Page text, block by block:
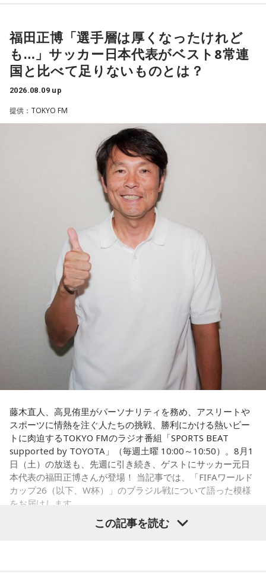
ることを明かした。また、歌手はレコーディングを終えた
後、自分自身が“演出家”となって楽曲を育てていく仕事でもあ
ると語り、長年培ってきた表現者としての思いを語った。
ューから間もなく所属レコード会社がなくなり、「どこへ行
けばいいの？」と途方に暮れたことや、芸名を何度も変えな
がら挑戦を続けてきた日々を振り返る。それでも諦めずに歌
い続けた経験が、45周年記念シングル「露天の花」に込めた
「どんな環境でも花は咲く」「その場所で咲く花がある」と
いうメッセージにつながっていると話した。人生は何度でも
立ち上がれるという応援歌は、自身の歩みそのものでもある
さらに、趣味についてもトークを展開。愛犬と過ごす時間を
増やすために驚くべきあるものを購入したと言う。さて何を
購入したのか…？ 詳しくはradikoタイムフリーで！
福田正博「選手層は厚くなったけれど
も…」サッカー日本代表がベスト8常連
国と比べて足りないものとは？
2026.08.09 up
提供：TOKYO FM
藤木直人、高見侑里がパーソナリティを務め、アスリートや
スポーツに情熱を注ぐ人たちの挑戦、勝利にかける熱いビー
トに肉迫するTOKYO FMのラジオ番組「SPORTS BEAT
supported by TOYOTA」（毎週土曜 10:00～10:50）。8月1
日（土）の放送も、先週に引き続き、ゲストにサッカー元日
本代表の福田正博さんが登場！ 当記事では、「FIFAワールド
カップ26（以下、W杯）」のブラジル戦について語った模様
をお届けします。
この記事を読む